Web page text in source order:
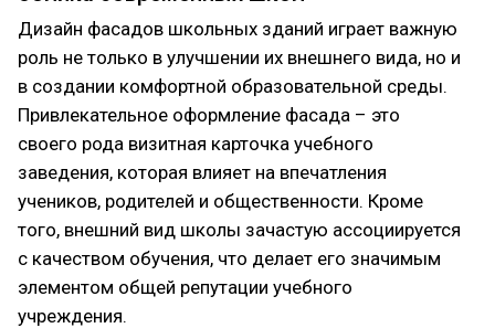
Дизайн фасадов школьных зданий играет важную
роль не только в улучшении их внешнего вида, но и
в создании комфортной образовательной среды.
Привлекательное оформление фасада – это
своего рода визитная карточка учебного
заведения, которая влияет на впечатления
учеников, родителей и общественности. Кроме
того, внешний вид школы зачастую ассоциируется
с качеством обучения, что делает его значимым
элементом общей репутации учебного
учреждения.